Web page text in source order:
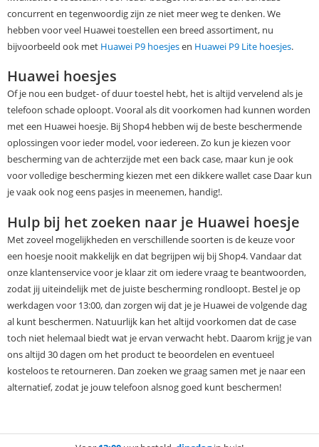
concurrent en tegenwoordig zijn ze niet meer weg te denken. We
hebben voor veel Huawei toestellen een breed assortiment, nu
bijvoorbeeld ook met Huawei P9 hoesjesen Huawei P9 Lite hoesjes.
Huawei hoesjes
Of je nou een budget- of duur toestel hebt, het is altijd vervelend als je
telefoon schade oploopt. Vooral als dit voorkomen had kunnen worden
met een Huawei hoesje. Bij Shop4 hebben wij de beste beschermende
oplossingen voor ieder model, voor iedereen. Zo kun je kiezen voor
bescherming van de achterzijde met een back case, maar kun je ook
voor volledige bescherming kiezen met een dikkere wallet case Daar kun
je vaak ook nog eens pasjes in meenemen, handig!.
Hulp bij het zoeken naar je Huawei hoesje
Met zoveel mogelijkheden en verschillende soorten is de keuze voor
een hoesje nooit makkelijk en dat begrijpen wij bij Shop4. Vandaar dat
onze klantenservice voor je klaar zit om iedere vraag te beantwoorden,
zodat jij uiteindelijk met de juiste bescherming rondloopt. Bestel je op
werkdagen voor 13:00, dan zorgen wij dat je je Huawei de volgende dag
al kunt beschermen. Natuurlijk kan het altijd voorkomen dat de case
toch niet helemaal biedt wat je ervan verwacht hebt. Daarom krijg je van
ons altijd 30 dagen om het product te beoordelen en eventueel
kosteloos te retourneren. Dan zoeken we graag samen met je naar een
alternatief, zodat je jouw telefoon alsnog goed kunt beschermen!